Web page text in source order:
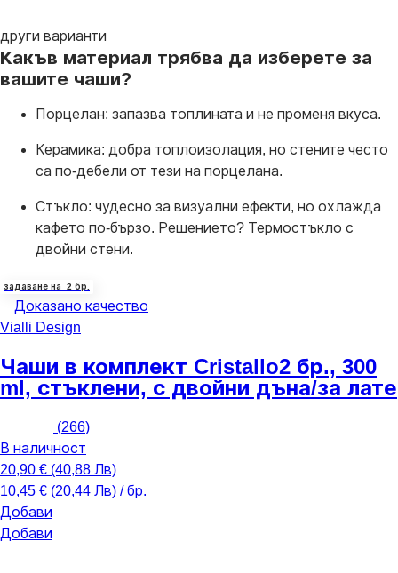
други варианти
Какъв материал трябва да изберете за
вашите чаши?
Порцелан: запазва топлината и не променя вкуса.
Керамика: добра топлоизолация, но стените често
са по-дебели от тези на порцелана.
Стъкло: чудесно за визуални ефекти, но охлажда
кафето по-бързо. Решението? Термостъкло с
двойни стени.
задаване на 2 бр.
Доказано качество
Vialli Design
Чаши в комплект Cristallo2 бр., 300
ml, стъклени, с двойни дъна/за лате
(266)
В наличност
20,90 € (40,88 Лв)
10,45 € (20,44 Лв) / бр.
Добави
Добави